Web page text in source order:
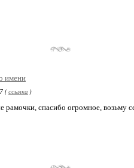
имени
(ссылка )
рамочки, спасибо огромное, возьму